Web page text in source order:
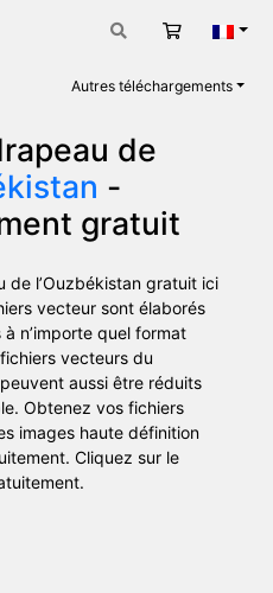
Panier
Autres téléchargements
de
-
gratuit
de l’Ouzbékistan gratuit ici
vecteur sont élaborés
n’importe quel format
vecteurs du
aussi être réduits
Obtenez vos fichiers
images haute définition
Cliquez sur le